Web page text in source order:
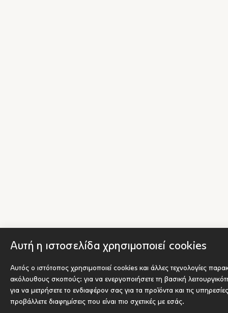
Αυτή η ιστοσελίδα χρησιμοποιεί cookies
Αυτός ο ιστότοπος χρησιμοποιεί cookies και άλλες τεχνολογίες
ακόλουθους σκοπούς: για να ενεργοποιήσετε τη βασική
για να μετρήσετε το ενδιαφέρον σας για τα προϊόντα και τις
προβάλλετε διαφημίσεις που είναι πιο σχετικές με εσάς.